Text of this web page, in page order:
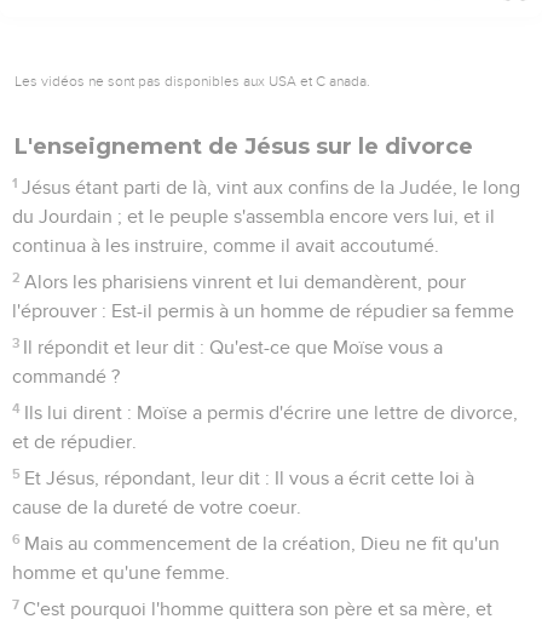
Les vidéos ne sont pas disponibles aux USA et C anada.
L'enseignement de Jésus sur le divorce
1 Jésus étant parti de là, vint aux confins de la Judée, le long
du Jourdain ; et le peuple s'assembla encore vers lui, et il
continua à les instruire, comme il avait accoutumé.
2 Alors les pharisiens vinrent et lui demandèrent, pour
l'éprouver : Est-il permis à un homme de répudier sa femme
3 Il répondit et leur dit : Qu'est-ce que Moïse vous a
commandé ?
4 Ils lui dirent : Moïse a permis d'écrire une lettre de divorce,
et de répudier.
5 Et Jésus, répondant, leur dit : Il vous a écrit cette loi à
cause de la dureté de votre coeur.
6 Mais au commencement de la création, Dieu ne fit qu'un
homme et qu'une femme.
7 C'est pourquoi l'homme quittera son père et sa mère, et